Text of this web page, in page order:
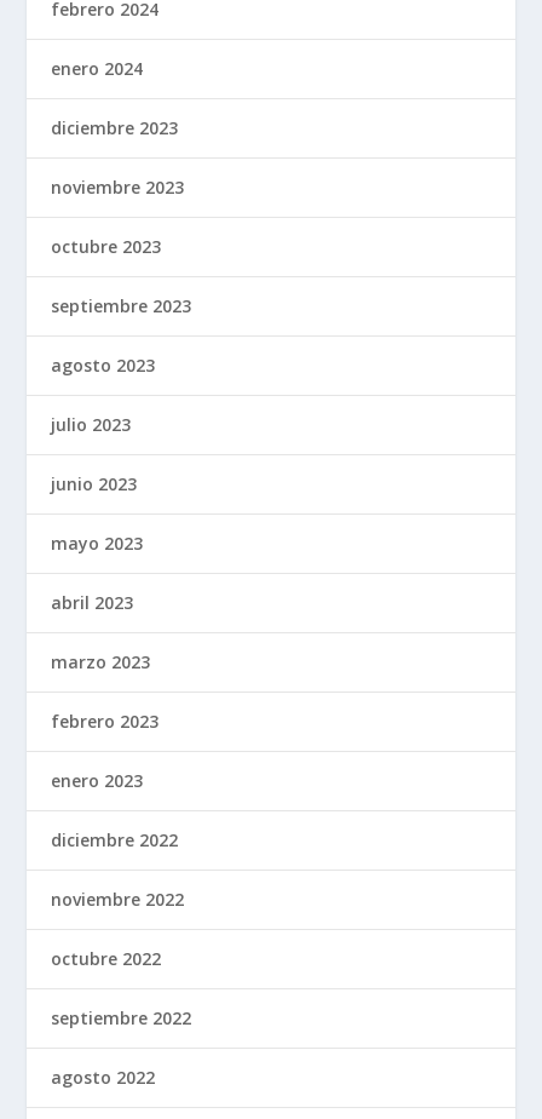
febrero 2024
enero 2024
diciembre 2023
noviembre 2023
octubre 2023
septiembre 2023
agosto 2023
julio 2023
junio 2023
mayo 2023
abril 2023
marzo 2023
febrero 2023
enero 2023
diciembre 2022
noviembre 2022
octubre 2022
septiembre 2022
agosto 2022